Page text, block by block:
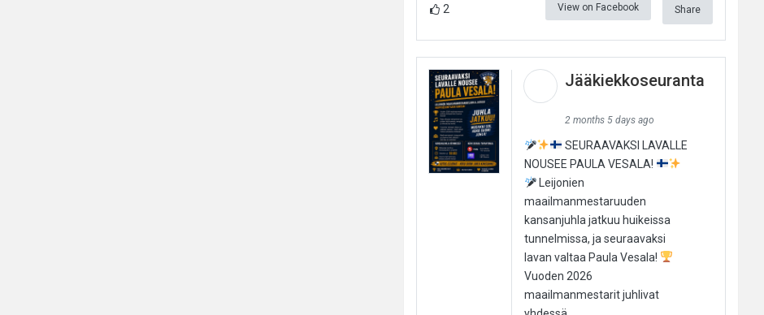
2 View on Facebook Share
Jääkiekkoseuranta
2 months 5 days ago
SEURAAVAKSI LAVALLE
NOUSEE PAULA VESALA!
Leijonien
maailmanmestaruuden
kansanjuhla jatkuu huikeissa
tunnelmissa, ja seuraavaksi
lavan valtaa Paula Vesala!
Vuoden 2026
maailmanmestarit juhlivat